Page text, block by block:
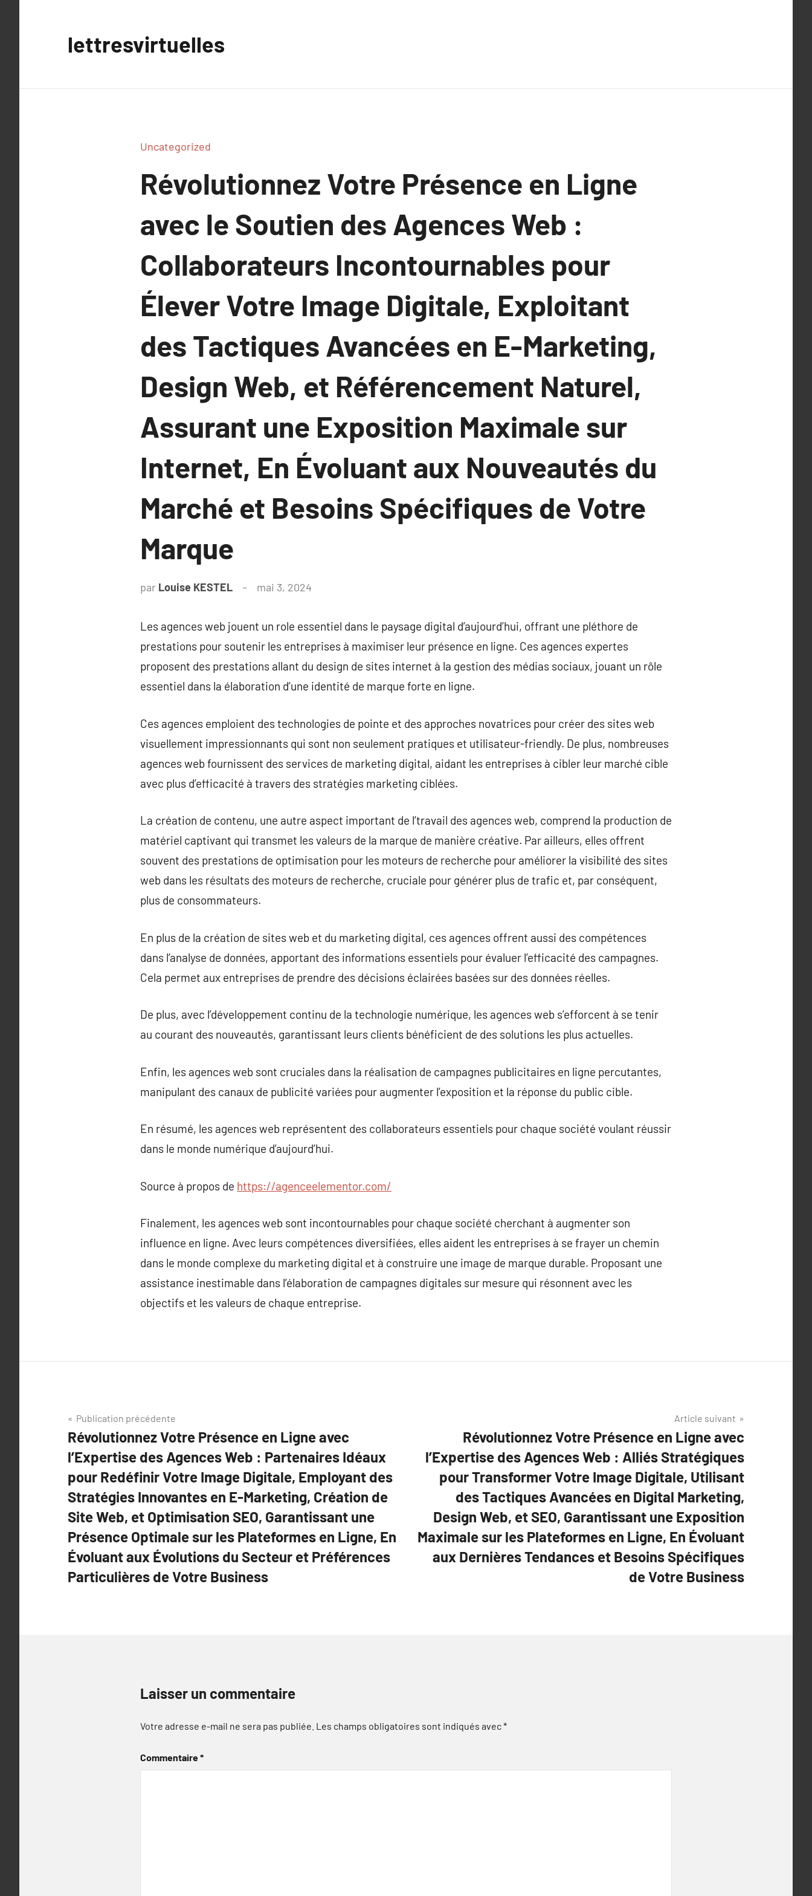
lettresvirtuelles
Uncategorized
Révolutionnez Votre Présence en Ligne
avec le Soutien des Agences Web :
Collaborateurs Incontournables pour
Élever Votre Image Digitale, Exploitant
des Tactiques Avancées en E-Marketing,
Design Web, et Référencement Naturel,
Assurant une Exposition Maximale sur
Internet, En Évoluant aux Nouveautés du
Marché et Besoins Spécifiques de Votre
Marque
par Louise KESTEL mai 3, 2024
Les agences web jouent un role essentiel dans le paysage digital d’aujourd’hui, offrant une pléthore de
prestations pour soutenir les entreprises à maximiser leur présence en ligne. Ces agences expertes
proposent des prestations allant du design de sites internet à la gestion des médias sociaux, jouant un rôle
essentiel dans la élaboration d’une identité de marque forte en ligne.
Ces agences emploient des technologies de pointe et des approches novatrices pour créer des sites web
visuellement impressionnants qui sont non seulement pratiques et utilisateur-friendly. De plus, nombreuses
agences web fournissent des services de marketing digital, aidant les entreprises à cibler leur marché cible
avec plus d’efficacité à travers des stratégies marketing ciblées.
La création de contenu, une autre aspect important de l’travail des agences web, comprend la production de
matériel captivant qui transmet les valeurs de la marque de manière créative. Par ailleurs, elles offrent
souvent des prestations de optimisation pour les moteurs de recherche pour améliorer la visibilité des sites
web dans les résultats des moteurs de recherche, cruciale pour générer plus de trafic et, par conséquent,
plus de consommateurs.
En plus de la création de sites web et du marketing digital, ces agences offrent aussi des compétences
dans l’analyse de données, apportant des informations essentiels pour évaluer l’efficacité des campagnes.
Cela permet aux entreprises de prendre des décisions éclairées basées sur des données réelles.
De plus, avec l’développement continu de la technologie numérique, les agences web s’efforcent à se tenir
au courant des nouveautés, garantissant leurs clients bénéficient de des solutions les plus actuelles.
Enfin, les agences web sont cruciales dans la réalisation de campagnes publicitaires en ligne percutantes,
manipulant des canaux de publicité variées pour augmenter l’exposition et la réponse du public cible.
En résumé, les agences web représentent des collaborateurs essentiels pour chaque société voulant réussir
dans le monde numérique d’aujourd’hui.
Source à propos de https://agenceelementor.com/
Finalement, les agences web sont incontournables pour chaque société cherchant à augmenter son
influence en ligne. Avec leurs compétences diversifiées, elles aident les entreprises à se frayer un chemin
dans le monde complexe du marketing digital et à construire une image de marque durable. Proposant une
assistance inestimable dans l’élaboration de campagnes digitales sur mesure qui résonnent avec les
objectifs et les valeurs de chaque entreprise.
Navigation
de
l’article
Publication précédente
Révolutionnez Votre Présence en Ligne avec
l’Expertise des Agences Web : Partenaires Idéaux
pour Redéfinir Votre Image Digitale, Employant des
Stratégies Innovantes en E-Marketing, Création de
Site Web, et Optimisation SEO, Garantissant une
Présence Optimale sur les Plateformes en Ligne, En
Évoluant aux Évolutions du Secteur et Préférences
Particulières de Votre Business
Article suivant
Révolutionnez Votre Présence en Ligne avec
l’Expertise des Agences Web : Alliés Stratégiques
pour Transformer Votre Image Digitale, Utilisant
des Tactiques Avancées en Digital Marketing,
Design Web, et SEO, Garantissant une Exposition
Maximale sur les Plateformes en Ligne, En Évoluant
aux Dernières Tendances et Besoins Spécifiques
de Votre Business
Laisser un commentaire
Votre adresse e-mail ne sera pas publiée. Les champs obligatoires sont indiqués avec*
Commentaire*